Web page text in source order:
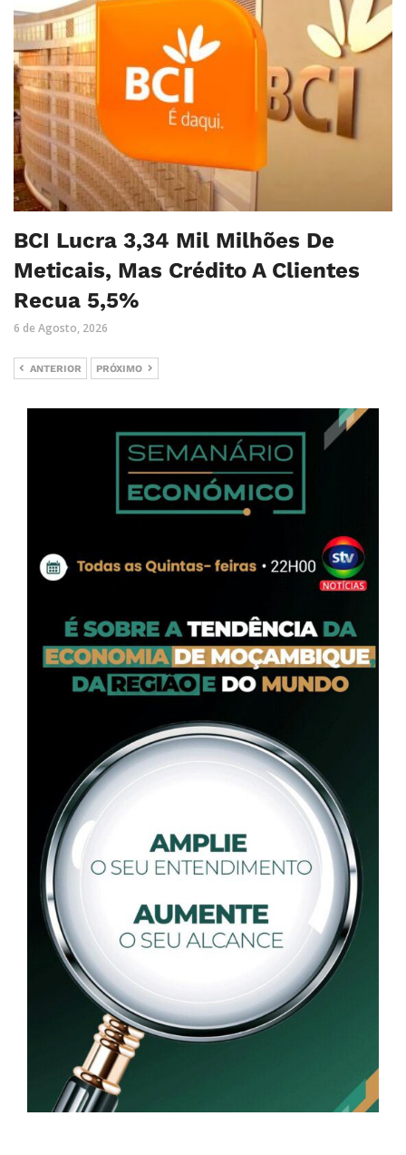
BCI Lucra 3,34 Mil Milhões De
Meticais, Mas Crédito A Clientes
Recua 5,5%
6 de Agosto, 2026
ANTERIOR PRÓXIMO